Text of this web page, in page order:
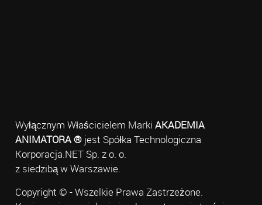
Wyłącznym Właścicielem Marki AKADEMIA
ANIMATORA ®jest Spółka Technologiczna
Korporacja.NET Sp. z o. o.
z siedzibą w Warszawie.
Copyright © - Wszelkie Prawa Zastrzeżone.